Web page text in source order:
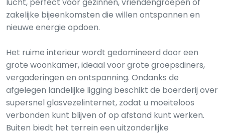
zakelijke bijeenkomsten die willen ontspannen en
nieuwe energie opdoen.
Het ruime interieur wordt gedomineerd door een
grote woonkamer, ideaal voor grote groepsdiners,
vergaderingen en ontspanning. Ondanks de
afgelegen landelijke ligging beschikt de boerderij over
supersnel glasvezelinternet, zodat u moeiteloos
verbonden kunt blijven of op afstand kunt werken.
Buiten biedt het terrein een uitzonderlijke